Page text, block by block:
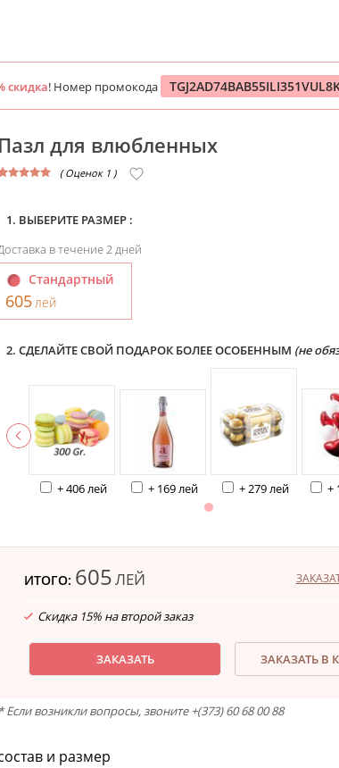
скидка! Номер промокода
Пазл для влюбленных
( Оценок 1 )
1. ВЫБЕРИТЕ РАЗМЕР :
в течение 2 дней
Стандартный
605 лей
2. СДЕЛАЙТЕ СВОЙ ПОДАРОК БОЛЕЕ ОСОБЕННЫМ (не
+ 406 лей + 169 лей + 279 лей +
ИТОГО: 605ЛЕЙ
Скидка 15% на второй заказ
ЗАКАЗАТЬ ЗАКАЗАТЬ В
* Если возникли вопросы, звоните +(373) 60 68 00 88
и размер